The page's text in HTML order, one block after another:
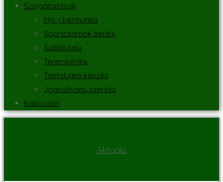
Szolgáltatások
Mg.-i bérmunka
Sportcsarnok bérlés
Szálláshely
Terembérlés
Tanfolyami képzés
Jogosítvány szerzés
Kapcsolat
Aktuális